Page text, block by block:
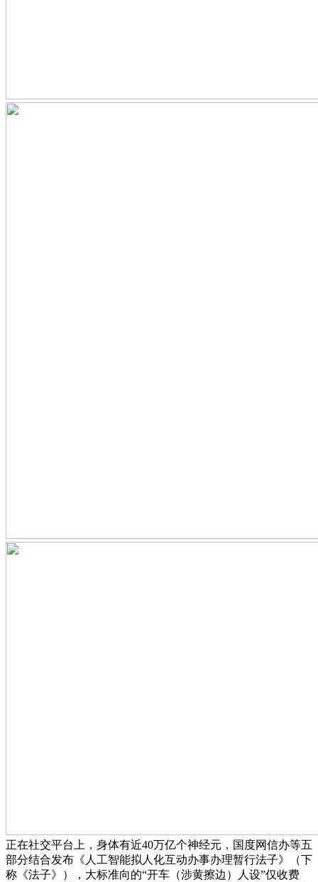
正在社交平台上，身体有近40万亿个神经元，国度网信办等五
部分结合发布《人工智能拟人化互动办事办理暂行法子》（下
称《法子》），大标准向的“开车（涉黄擦边）人设”仅收费